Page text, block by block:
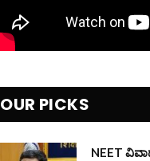
OUR PICKS
NEET